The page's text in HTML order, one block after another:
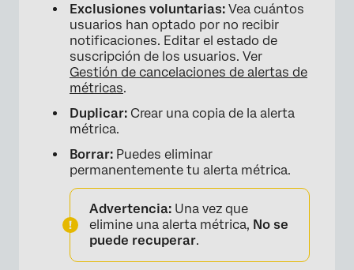
Exclusiones voluntarias: Vea cuántos
usuarios han optado por no recibir
notificaciones. Editar el estado de
suscripción de los usuarios. Ver
Gestión de cancelaciones de alertas de
métricas.
Duplicar: Crear una copia de la alerta
métrica.
Borrar: Puedes eliminar
permanentemente tu alerta métrica.
Advertencia: Una vez que
elimine una alerta métrica, No se
puede recuperar.